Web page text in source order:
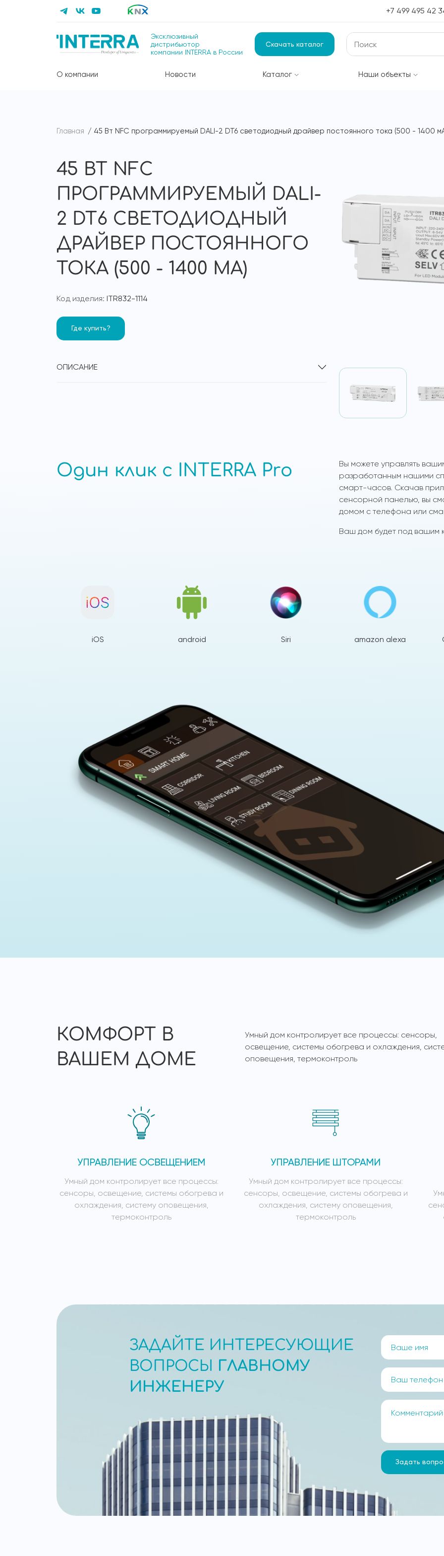
+7 499 495 42
Эксклюзивный
дистрибьютор
компании INTERRA в России
Скачать каталог
О компании Новости Каталог Наши объекты
Главная 45 Вт NFC программируемый DALI-2 DT6 светодиодный драйвер постоянного тока (500 - 1400
45 ВТ NFC
ПРОГРАММИРУЕМЫЙ DALI-
2 DT6 СВЕТОДИОДНЫЙ
ДРАЙВЕР ПОСТОЯННОГО
ТОКА (500 - 1400 МА)
Код изделия: ITR832-1114
Где купить?
ОПИСАНИЕ
Один клик с INTERRA Pro
Вы можете управлять
разработанным нашими
смарт-часов. Скачав
сенсорной панелью, вы
домом с телефона или
Ваш дом будет под вашим
iOS android Siri amazon alexa
КОМФОРТ В
ВАШЕМ ДОМЕ
Умный дом контролирует все процессы: сенсоры,
освещение, системы обогрева и охлаждения,
оповещения, термоконтроль
УПРАВЛЕНИЕ ОСВЕЩЕНИЕМ
Умный дом контролирует все процессы:
сенсоры, освещение, системы обогрева и
охлаждения, систему оповещения,
термоконтроль
УПРАВЛЕНИЕ ШТОРАМИ
Умный дом контролирует все процессы:
сенсоры, освещение, системы обогрева и
охлаждения, систему оповещения,
термоконтроль
ЗАДАЙТЕ ИНТЕРЕСУЮЩИЕ
ВОПРОСЫ
ГЛАВНОМУ
ИНЖЕНЕРУ
Задать